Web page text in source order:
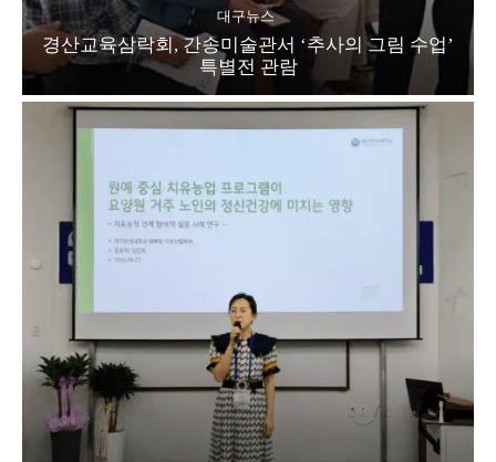
대구뉴스
경산교육삼락회, 간송미술관서 ‘추사의 그림 수업’
특별전 관람